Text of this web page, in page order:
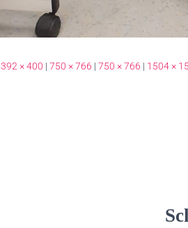
392 × 400 | 750 × 766 | 750 × 766 | 1504 ×